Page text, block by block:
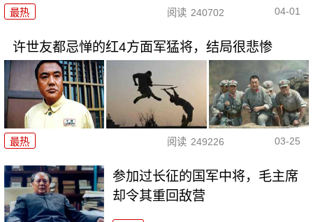
最热 阅读 240702 04-01
许世友都忌惮的红4方面军猛将，结局很悲惨
最热 阅读 249226 03-25
参加过长征的国军中将，毛主席
却令其重回敌营